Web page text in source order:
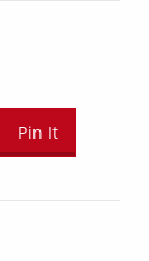
Pin It